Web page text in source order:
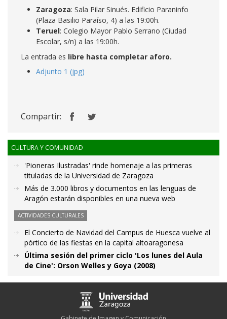
Zaragoza: Sala Pilar Sinués. Edificio Paraninfo
(Plaza Basilio Paraíso, 4) a las 19:00h.
Teruel: Colegio Mayor Pablo Serrano (Ciudad
Escolar, s/n) a las 19:00h.
La entrada es libre hasta completar aforo.
Adjunto 1 (jpg)
Compartir:
CULTURA Y COMUNIDAD
'Pioneras Ilustradas' rinde homenaje a las primeras
tituladas de la Universidad de Zaragoza
Más de 3.000 libros y documentos en las lenguas de
Aragón estarán disponibles en una nueva web
ACTIVIDADES CULTURALES
El Concierto de Navidad del Campus de Huesca vuelve al
pórtico de las fiestas en la capital altoaragonesa
Última sesión del primer ciclo 'Los lunes del Aula
de Cine': Orson Welles y Goya (2008)